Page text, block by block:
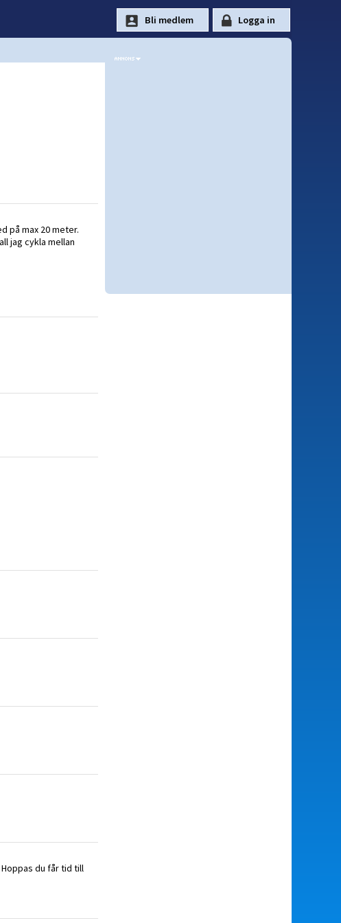
på max 20 meter.
jag cykla mellan
du får tid till